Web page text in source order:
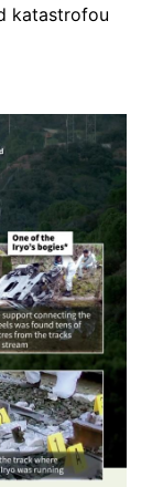
katastrofou